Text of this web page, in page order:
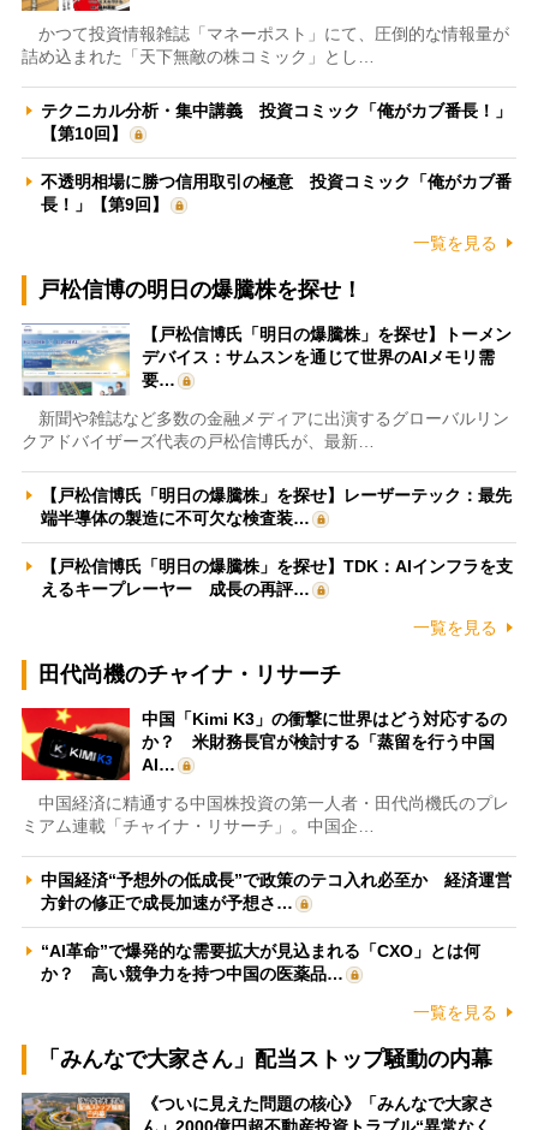
かつて投資情報雑誌「マネーポスト」にて、圧倒的な情報量が
詰め込まれた「天下無敵の株コミック」とし…
テクニカル分析・集中講義 投資コミック「俺がカブ番長！」
【第10回】
不透明相場に勝つ信用取引の極意 投資コミック「俺がカブ番
長！」【第9回】
一覧を見る
戸松信博の明日の爆騰株を探せ！
【戸松信博氏「明日の爆騰株」を探せ】トーメン
デバイス：サムスンを通じて世界のAIメモリ需
要…
新聞や雑誌など多数の金融メディアに出演するグローバルリン
クアドバイザーズ代表の戸松信博氏が、最新…
【戸松信博氏「明日の爆騰株」を探せ】レーザーテック：最先
端半導体の製造に不可欠な検査装…
【戸松信博氏「明日の爆騰株」を探せ】TDK：AIインフラを支
えるキープレーヤー 成長の再評…
一覧を見る
田代尚機のチャイナ・リサーチ
中国「Kimi K3」の衝撃に世界はどう対応するの
か？ 米財務長官が検討する「蒸留を行う中国
AI…
中国経済に精通する中国株投資の第一人者・田代尚機氏のプレ
ミアム連載「チャイナ・リサーチ」。中国企…
中国経済“予想外の低成長”で政策のテコ入れ必至か 経済運営
方針の修正で成長加速が予想さ…
“AI革命”で爆発的な需要拡大が見込まれる「CXO」とは何
か？ 高い競争力を持つ中国の医薬品…
一覧を見る
「みんなで大家さん」配当ストップ騒動の内幕
《ついに見えた問題の核心》「みんなで大家さ
ん」2000億円超不動産投資トラブル“異常なく